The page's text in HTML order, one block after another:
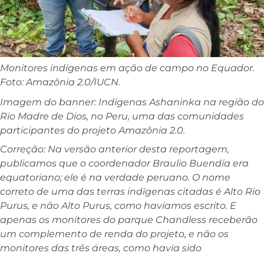
Monitores indígenas em ação de campo no Equador.
Foto: Amazônia 2.0/IUCN.
Imagem do banner: Indígenas Ashaninka na região do
Rio Madre de Dios, no Peru, uma das comunidades
participantes do projeto Amazônia 2.0.
Correção: Na versão anterior desta reportagem,
publicamos que o coordenador Braulio Buendía era
equatoriano; ele é na verdade peruano. O nome
correto de uma das terras indígenas citadas é Alto Rio
Purus, e não Alto Purus, como havíamos escrito. E
apenas os monitores do parque Chandless receberão
um complemento de renda do projeto, e não os
monitores das três áreas, como havia sido